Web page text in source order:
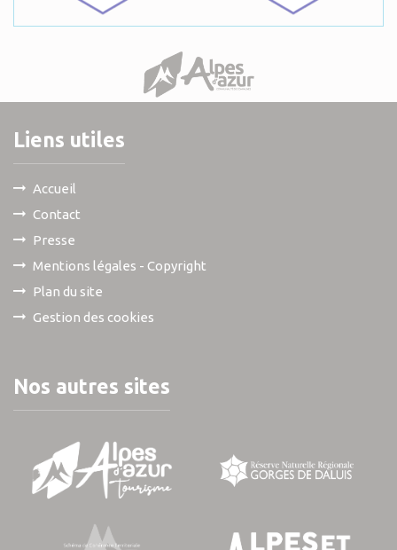
Liens utiles
Accueil
Contact
Presse
Mentions légales - Copyright
Plan du site
Gestion des cookies
Nos autres sites